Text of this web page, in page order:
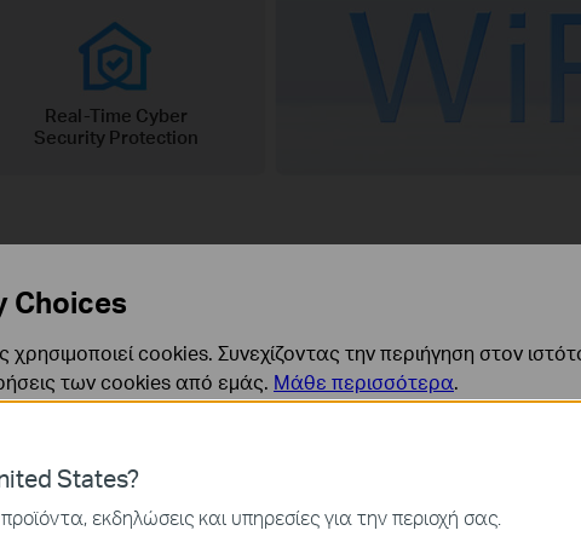
Real-Time Cyber
Security Protection
5G technologies brings fast
States?
εκδηλώσεις και υπηρεσίες για την περιοχή σας.
Choices
cookies. Συνεχίζοντας την περιήγηση στον
των cookies από εμάς. Μάθε περισσότερα.
απαραίτητα για τη λειτουργία του ιστότοπου και δεν
στα συστήματά σας.